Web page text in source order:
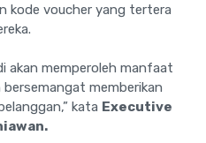
kode voucher yang tertera
akan memperoleh manfaat
memberikan
kata Executive